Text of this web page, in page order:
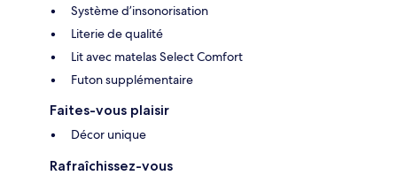
Système d’insonorisation
Literie de qualité
Lit avec matelas Select Comfort
Futon supplémentaire
Faites-vous plaisir
Décor unique
Rafraîchissez-vous